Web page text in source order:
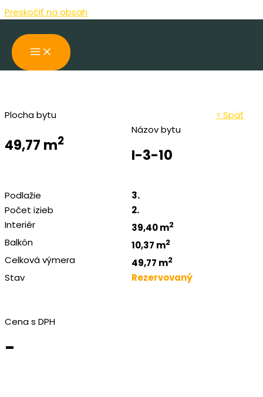
Preskočiť na obsah
< Späť
Plocha bytu
49,77 m2
Názov bytu
I-3-10
Podlažie
3.
Počet izieb
2.
Interiér
39,40 m2
Balkón 10,37 m2
Celková výmera 49,77 m2
Stav Rezervovaný
Cena s DPH
-